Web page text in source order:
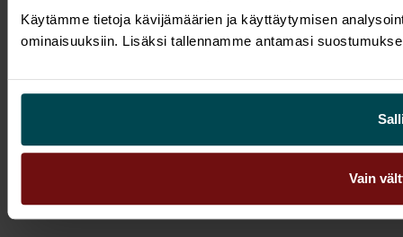
Käytämme tietoja kävijämäärien ja käyttäytymisen
ominaisuuksiin. Lisäksi tallennamme antamasi
Vain